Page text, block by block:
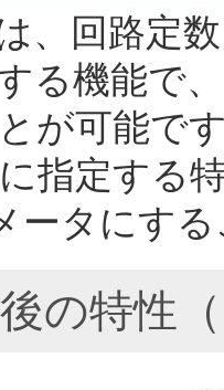
、回路定
る機能で
が可能で
指定する
ータにす
の特性